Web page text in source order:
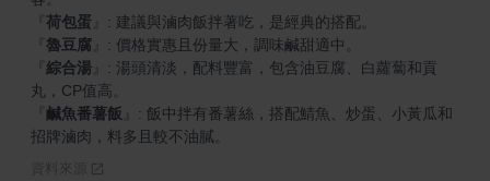
荷包蛋
魯豆腐
綜合湯
: 湯頭清淡，配料豐富，包含油豆腐、白蘿蔔和貢
鹹魚番薯飯
: 飯中拌有番薯絲，搭配鯖魚、炒蛋、小黃瓜和
招牌滷肉，料多且較不油膩。